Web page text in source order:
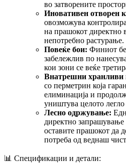
во затворените
Иновативен отворен
овозможува
на прашокот директно
непотребно растурање.
Повеќе бои: Финиот
забележлив по
кои зони се веќе
Внатрешни хранливи
со перметрин која
елиминација и
уништува целото
Лесно одржување:
директно запрашување
оставите прашокот да
потреба од веднаш
📊 Спецификации и детали: